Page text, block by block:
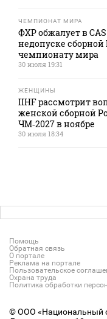
ЧЕМПИОНАТ МИРА
ФХР обжалует в
недопуске сборной
чемпионату мира
30 июля 19:31
ЖЕНЩИНЫ
IIHF рассмотрит
женской сборной
ЧМ‑2027 в ноябре
30 июля 18:34
Помощь
Обратная связь
О портале
Реклама на портале
Пользовательское
Охрана труда
Политика обработки
© ООО «Национальный